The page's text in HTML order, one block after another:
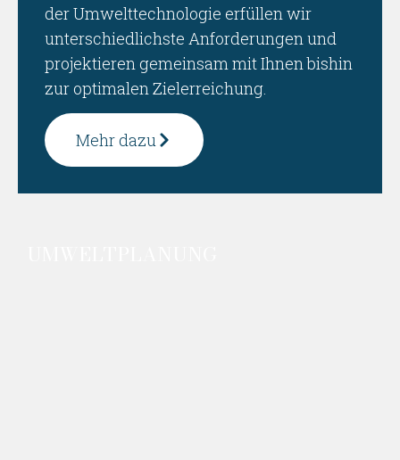
der Umwelttechnologie erfüllen wir
unterschiedlichste Anforderungen und
projektieren gemeinsam mit Ihnen bishin
zur optimalen Zielerreichung.
Mehr dazu